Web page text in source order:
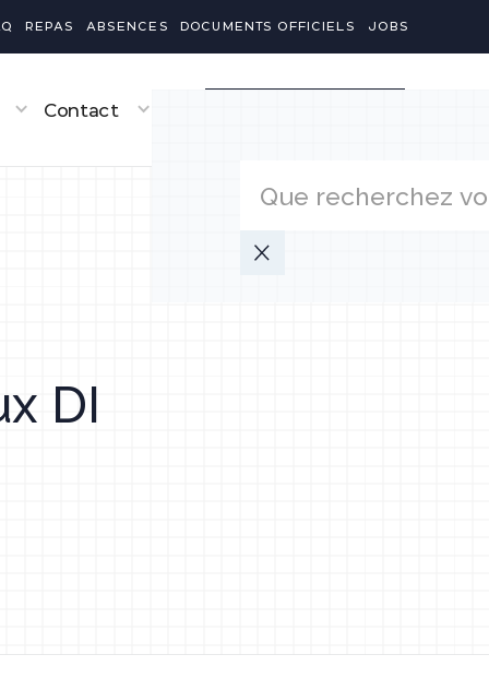
REPAS ABSENCES DOCUMENTS OFFICIELS JOBS
Contact
DI